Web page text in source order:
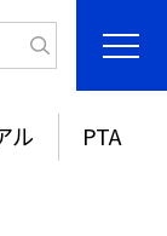
ル PTA